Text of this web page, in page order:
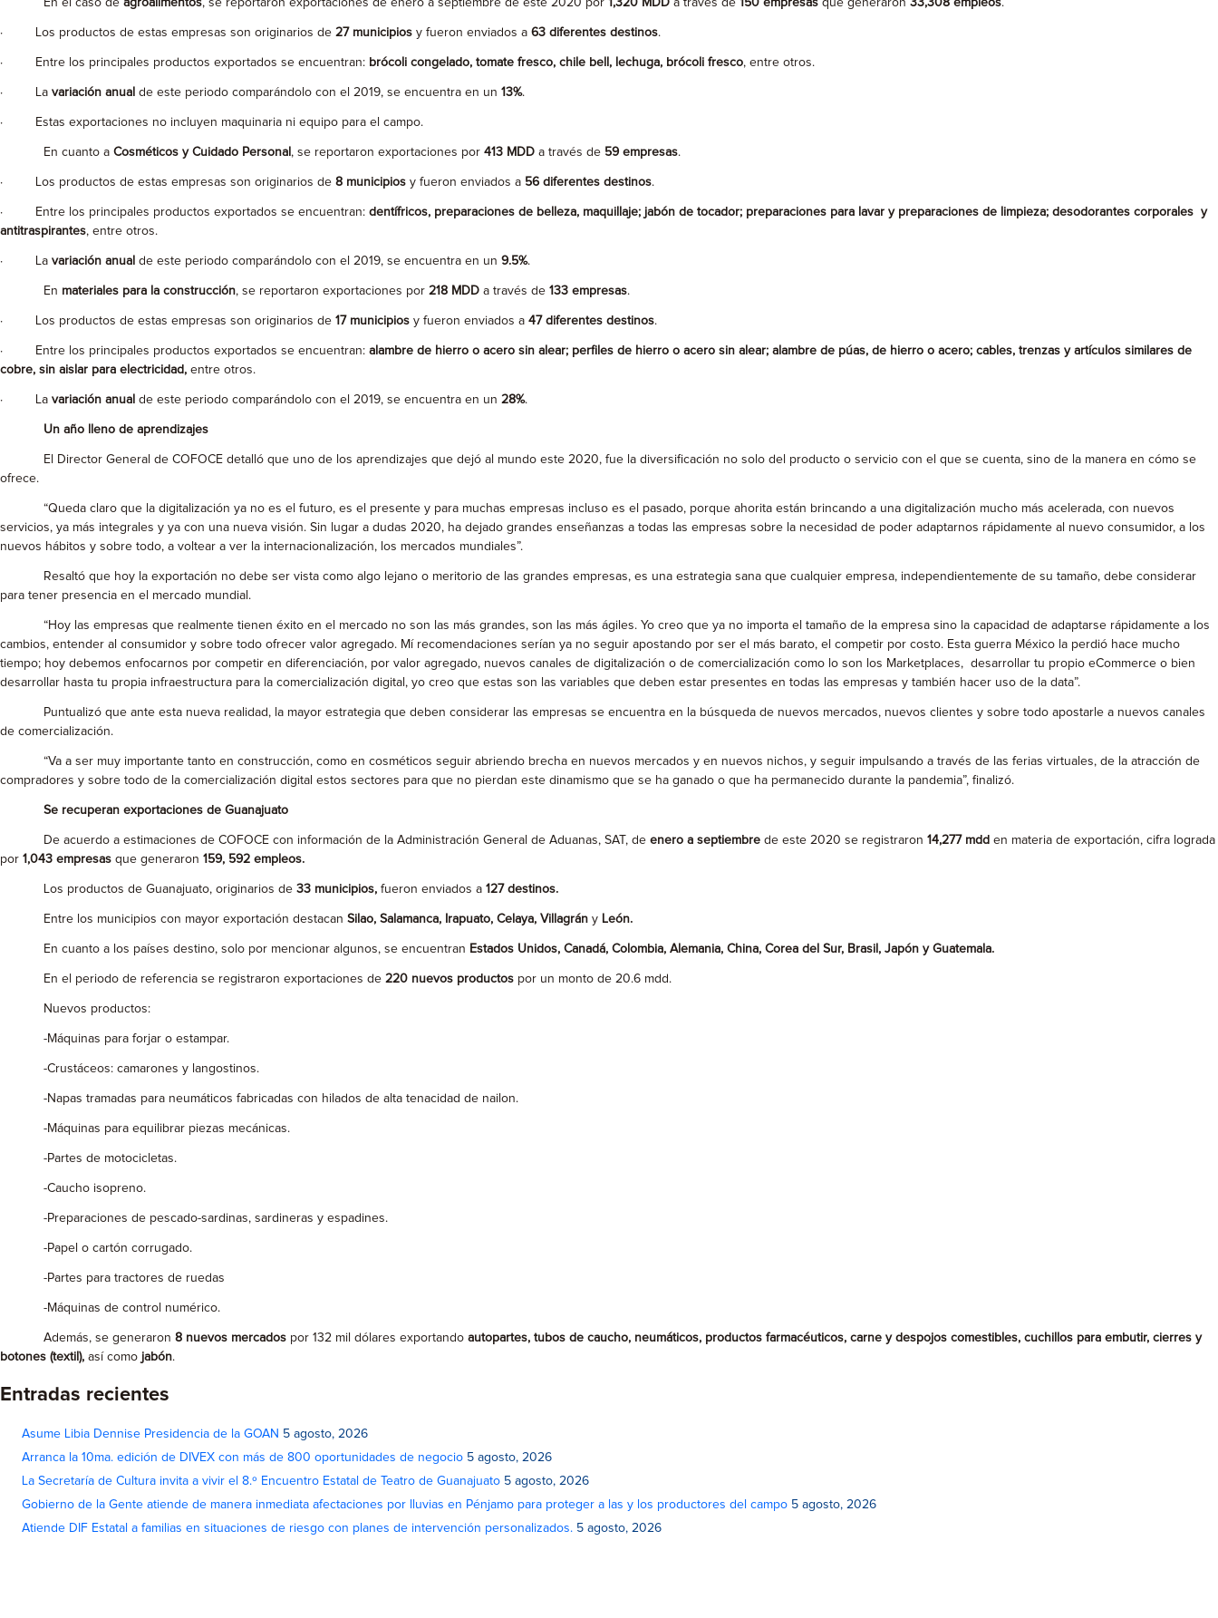
En el caso de agroalimentos, se reportaron exportaciones de enero a septiembre de este 2020 por 1,320 MDD a través de 150 empresas que generaron 33,308 empleos.
· Los productos de estas empresas son originarios de 27 municipios y fueron enviados a 63 diferentes destinos.
· Entre los principales productos exportados se encuentran: brócoli congelado, tomate fresco, chile bell, lechuga, brócoli fresco, entre otros.
· La variación anual de este periodo comparándolo con el 2019, se encuentra en un 13%.
· Estas exportaciones no incluyen maquinaria ni equipo para el campo.
En cuanto a Cosméticos y Cuidado Personal , se reportaron exportaciones por 413 MDD a través de 59 empresas.
· Los productos de estas empresas son originarios de 8 municipios y fueron enviados a 56 diferentes destinos.
· Entre los principales productos exportados se encuentran: dentífricos, preparaciones de belleza, maquillaje; jabón de tocador; preparaciones para lavar y preparaciones de limpieza; desodorantes corporales y
antitraspirantes, entre otros.
· La variación anual de este periodo comparándolo con el 2019, se encuentra en un 9.5%.
En materiales para la construcción, se reportaron exportaciones por 218 MDD a través de 133 empresas.
· Los productos de estas empresas son originarios de 17 municipios y fueron enviados a 47 diferentes destinos.
· Entre los principales productos exportados se encuentran: alambre de hierro o acero sin alear; perfiles de hierro o acero sin alear; alambre de púas, de hierro o acero; cables, trenzas y artículos similares de
cobre, sin aislar para electricidad, entre otros.
· La variación anual de este periodo comparándolo con el 2019, se encuentra en un 28%.
Un año lleno de aprendizajes
El Director General de COFOCE detalló que uno de los aprendizajes que dejó al mundo este 2020, fue la diversificación no solo del producto o servicio con el que se cuenta, sino de la manera en cómo se
ofrece.
“Queda claro que la digitalización ya no es el futuro, es el presente y para muchas empresas incluso es el pasado, porque ahorita están brincando a una digitalización mucho más acelerada, con nuevos
servicios, ya más integrales y ya con una nueva visión. Sin lugar a dudas 2020, ha dejado grandes enseñanzas a todas las empresas sobre la necesidad de poder adaptarnos rápidamente al nuevo consumidor, a los
nuevos hábitos y sobre todo, a voltear a ver la internacionalización, los mercados mundiales”.
Resaltó que hoy la exportación no debe ser vista como algo lejano o meritorio de las grandes empresas, es una estrategia sana que cualquier empresa, independientemente de su tamaño, debe considerar
para tener presencia en el mercado mundial.
“Hoy las empresas que realmente tienen éxito en el mercado no son las más grandes, son las más ágiles. Yo creo que ya no importa el tamaño de la empresa sino la capacidad de adaptarse rápidamente a los
cambios, entender al consumidor y sobre todo ofrecer valor agregado. Mí recomendaciones serían ya no seguir apostando por ser el más barato, el competir por costo. Esta guerra México la perdió hace mucho
tiempo; hoy debemos enfocarnos por competir en diferenciación, por valor agregado, nuevos canales de digitalización o de comercialización como lo son los Marketplaces, desarrollar tu propio eCommerce o bien
desarrollar hasta tu propia infraestructura para la comercialización digital, yo creo que estas son las variables que deben estar presentes en todas las empresas y también hacer uso de la data”.
Puntualizó que ante esta nueva realidad, la mayor estrategia que deben considerar las empresas se encuentra en la búsqueda de nuevos mercados, nuevos clientes y sobre todo apostarle a nuevos canales
de comercialización.
“Va a ser muy importante tanto en construcción, como en cosméticos seguir abriendo brecha en nuevos mercados y en nuevos nichos, y seguir impulsando a través de las ferias virtuales, de la atracción de
compradores y sobre todo de la comercialización digital estos sectores para que no pierdan este dinamismo que se ha ganado o que ha permanecido durante la pandemia”, finalizó.
Se recuperan exportaciones de Guanajuato
De acuerdo a estimaciones de COFOCE con información de la Administración General de Aduanas, SAT, de enero a septiembre de este 2020 se registraron 14,277 mdd en materia de exportación, cifra lograda
por 1,043 empresas que generaron 159, 592 empleos.
Los productos de Guanajuato, originarios de 33 municipios, fueron enviados a 127 destinos.
Entre los municipios con mayor exportación destacan Silao, Salamanca, Irapuato, Celaya, Villagrán y León.
En cuanto a los países destino, solo por mencionar algunos, se encuentran Estados Unidos, Canadá, Colombia, Alemania, China, Corea del Sur, Brasil, Japón y Guatemala.
En el periodo de referencia se registraron exportaciones de 220 nuevos productos por un monto de 20.6 mdd.
Nuevos productos:
-Máquinas para forjar o estampar.
-Crustáceos: camarones y langostinos.
-Napas tramadas para neumáticos fabricadas con hilados de alta tenacidad de nailon.
-Máquinas para equilibrar piezas mecánicas.
-Partes de motocicletas.
-Caucho isopreno.
-Preparaciones de pescado-sardinas, sardineras y espadines.
-Papel o cartón corrugado.
-Partes para tractores de ruedas
-Máquinas de control numérico.
Además, se generaron 8 nuevos mercados por 132 mil dólares exportando autopartes, tubos de caucho, neumáticos, productos farmacéuticos, carne y despojos comestibles, cuchillos para embutir, cierres y
botones (textil), así como jabón.
Entradas recientes
Asume Libia Dennise Presidencia de la GOAN 5 agosto, 2026
Arranca la 10ma. edición de DIVEX con más de 800 oportunidades de negocio 5 agosto, 2026
La Secretaría de Cultura invita a vivir el 8.º Encuentro Estatal de Teatro de Guanajuato 5 agosto, 2026
Gobierno de la Gente atiende de manera inmediata afectaciones por lluvias en Pénjamo para proteger a las y los productores del campo 5 agosto, 2026
Atiende DIF Estatal a familias en situaciones de riesgo con planes de intervención personalizados. 5 agosto, 2026